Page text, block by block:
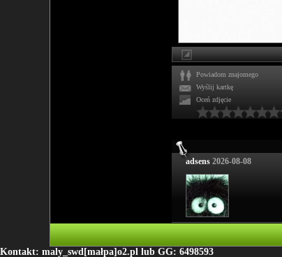
Powiadom znajomego
Wyślij kartkę
Oceń zdjęcie
adsens 2026-08-08
Kontakt: maly_swd[małpa]o2.pl lub GG: 6498593